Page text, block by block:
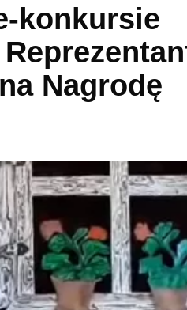
konkursie
Nagrodę